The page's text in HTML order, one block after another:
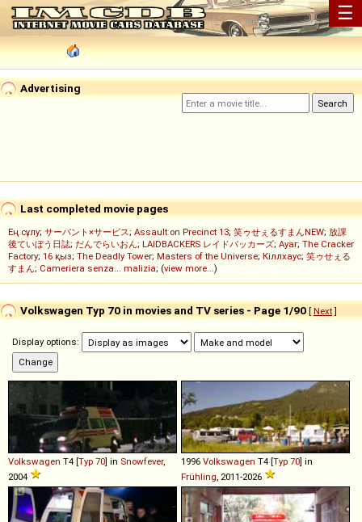
☰
Advertising
Last completed movie pages
Ең сұлу; サーバント×サービス; Assault on Precinct 13; 笑ゥせぇるすまんNEW; 放課
後ていぼう日誌; だんでらいおん; LAIDBACKERS レイドバッカーズ; Ayar; The Cracker
Factory; 16 қыз; The Deadly Tower; Masters of the Universe; Кіллхаус; 笑ゥせぇる
すまん; Cameriera senza... malizia; (view more...)
Volkswagen Typ 70 in movies and TV series - Page 1/90 [ Next]
Display options:
Volkswagen T4 [Typ 70] in Snowfever,
2004
1996 Volkswagen T4 [Typ 70] in
Frühling , 2011-2026